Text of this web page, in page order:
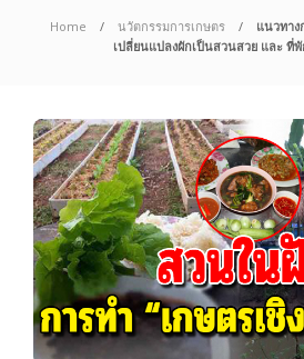
Home นวัตกรรมการเกษตร
แนวทาง
เปลี่ยนแปลงผักเป็นสวนสวย และ ที่